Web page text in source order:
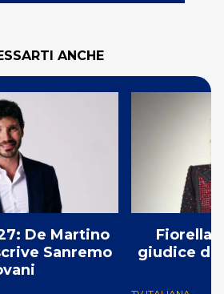
ANCHE
De Martino
Sanremo
Fiorella
giudice di